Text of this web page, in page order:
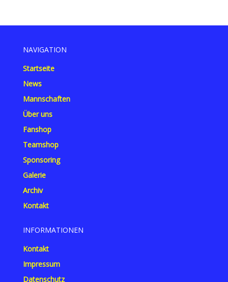
NAVIGATION
Startseite
News
Mannschaften
Über uns
Fanshop
Teamshop
Sponsoring
Galerie
Archiv
Kontakt
INFORMATIONEN
Kontakt
Impressum
Datenschutz